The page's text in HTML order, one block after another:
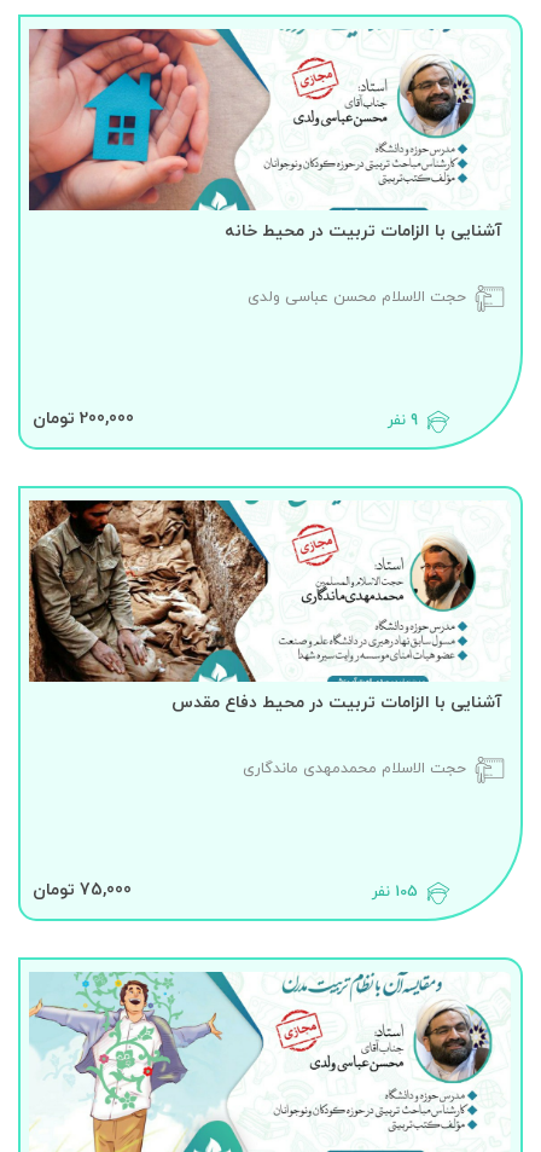
آشنایی با الزامات تربیت در محیط خانه
حجت الاسلام محسن عباسی ولدی
200,000 تومان 9 نفر
آشنایی با الزامات تربیت در محیط دفاع مقدس
حجت الاسلام محمدمهدی ماندگاری
75,000 تومان 105 نفر